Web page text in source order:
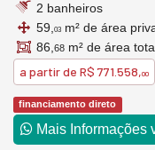
2 banheiros
59, 03 m² de área
86, 68 m² de área
a partir de R$ 771.558,00
financiamento direto
Mais Informações